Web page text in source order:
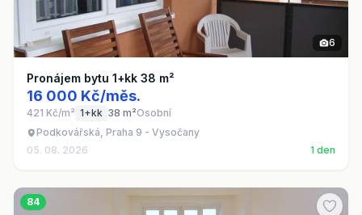
6
Pronájem bytu 1+kk 38 m²
16 000 Kč/měs.
421 Kč/m² 1+kk 38 m²Osobní
Podkovářská, Praha 9 - Vysočany
05. 08. 2026
1 den
84